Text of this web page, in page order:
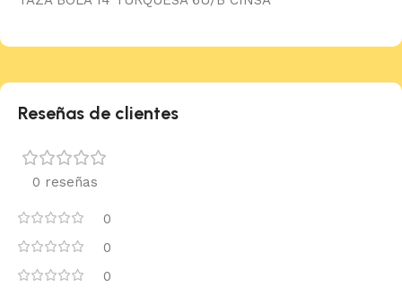
Reseñas de clientes
0 reseñas
0
0
0